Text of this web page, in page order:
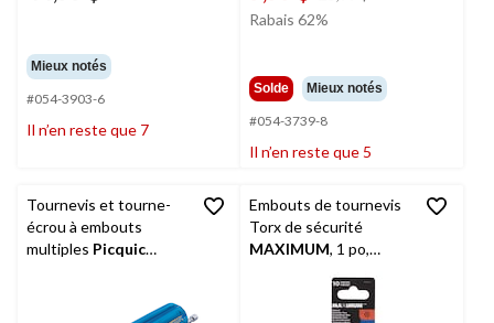
Mieux notés
#054-3903-6
Il n’en reste que 7
Rabais 62%
Solde Mieux notés
#054-3739-8
Il n’en reste que 5
Tournevis et tourne-
écrou à embouts
multiples Picquic
Embouts de tournevis
Torx de sécurité
MAXIMUM, 1 po,